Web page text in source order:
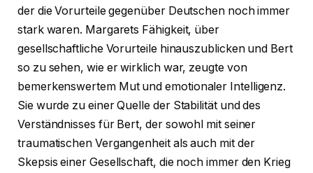
der die Vorurteile gegenüber Deutschen noch immer
stark waren. Margarets Fähigkeit, über
gesellschaftliche Vorurteile hinauszublicken und Bert
so zu sehen, wie er wirklich war, zeugte von
bemerkenswertem Mut und emotionaler Intelligenz.
Sie wurde zu einer Quelle der Stabilität und des
Verständnisses für Bert, der sowohl mit seiner
traumatischen Vergangenheit als auch mit der
Skepsis einer Gesellschaft, die noch immer den Krieg